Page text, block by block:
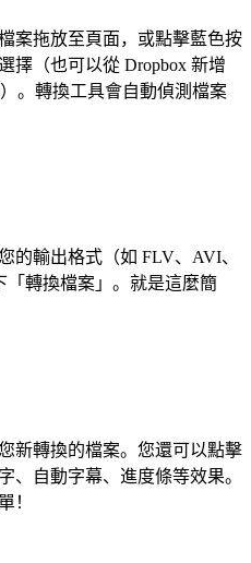
案拖放至頁面，或點擊藍色按
擇（也可以從 Dropbox 新增
。轉換工具會自動偵測檔案
的輸出格式（如 FLV、AVI、
「轉換檔案」。就是這麼簡
新轉換的檔案。您還可以點擊
、自動字幕、進度條等效果。
！